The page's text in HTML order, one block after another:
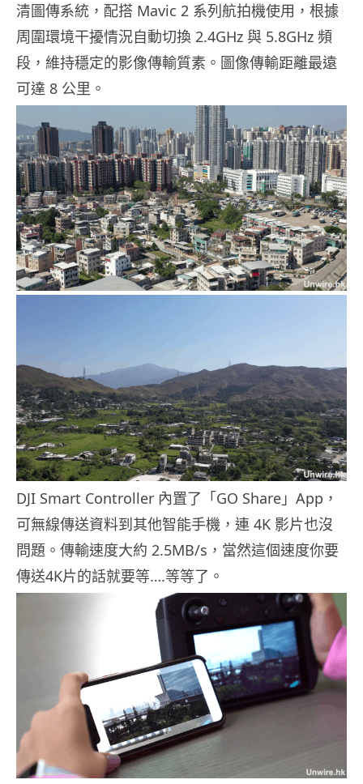
清圖傳系統，配搭 Mavic 2 系列航拍機使用，根據
周圍環境干擾情況自動切換 2.4GHz 與 5.8GHz 頻
段，維持穩定的影像傳輸質素。圖像傳輸距離最遠
可達 8 公里。
DJI Smart Controller 內置了「GO Share」App，
可無線傳送資料到其他智能手機，連 4K 影片也沒
問題。傳輸速度大約 2.5MB/s，當然這個速度你要
傳送4K片的話就要等….等等了。